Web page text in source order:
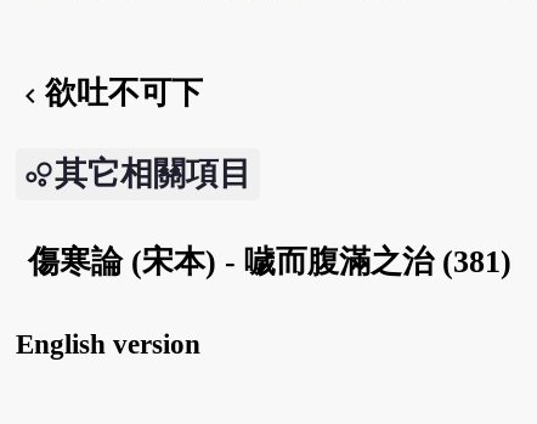
chevron_left 欲吐不可下
其它相關項目
傷寒論 (宋本) - 噦而腹滿之治 (381)
English version